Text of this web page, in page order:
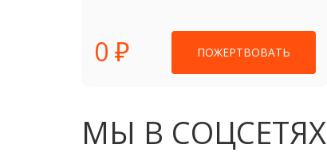
0 ₽ ПОЖЕРТВОВАТЬ
МЫ В СОЦСЕТЯХ